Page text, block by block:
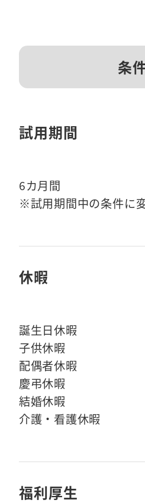
条
試用期間
6カ月間
※試用期間中の条件に
休暇
誕生日休暇
子供休暇
配偶者休暇
慶弔休暇
結婚休暇
介護・看護休暇
福利厚生